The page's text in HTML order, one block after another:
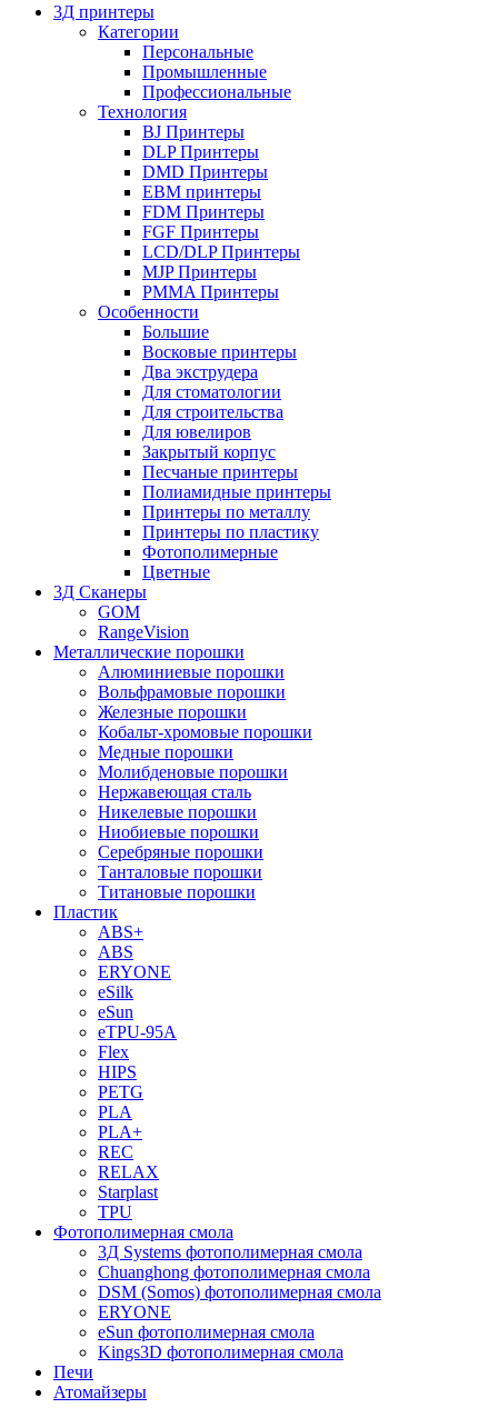
3Д принтеры
Категории
Персональные
Промышленные
Профессиональные
Технология
BJ Принтеры
DLP Принтеры
DMD Принтеры
EBM принтеры
FDM Принтеры
FGF Принтеры
LCD/DLP Принтеры
MJP Принтеры
PMMA Принтеры
Особенности
Большие
Восковые принтеры
Два экструдера
Для стоматологии
Для строительства
Для ювелиров
Закрытый корпус
Песчаные принтеры
Полиамидные принтеры
Принтеры по металлу
Принтеры по пластику
Фотополимерные
Цветные
3Д Сканеры
GOM
RangeVision
Металлические порошки
Алюминиевые порошки
Вольфрамовые порошки
Железные порошки
Кобальт-хромовые порошки
Медные порошки
Молибденовые порошки
Нержавеющая сталь
Никелевые порошки
Ниобиевые порошки
Серебряные порошки
Танталовые порошки
Титановые порошки
Пластик
ABS+
ABS
ERYONE
eSilk
eSun
eTPU-95A
Flex
HIPS
PETG
PLA
PLA+
REC
RELAX
Starplast
TPU
Фотополимерная смола
3Д Systems фотополимерная смола
Chuanghong фотополимерная смола
DSM (Somos) фотополимерная смола
ERYONE
eSun фотополимерная смола
Kings3D фотополимерная смола
Печи
Атомайзеры